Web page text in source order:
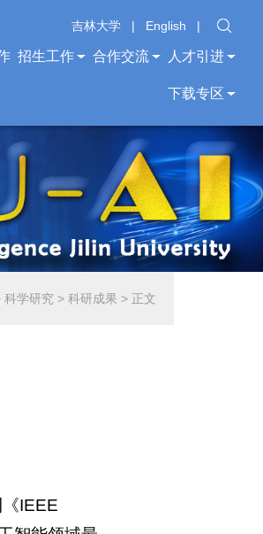
吉林大学 | English |
招生工作 合作交流 人才引进
下载专区
科学研究 >科研成果 > 正文
IEEE